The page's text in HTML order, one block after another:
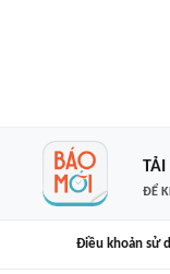
TẢI
ĐỂ
Điều khoản sử